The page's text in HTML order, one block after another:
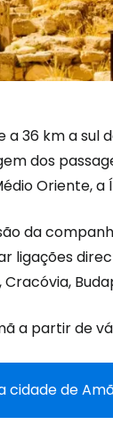
a 36 km a
dos
Oriente, a
da
ligações
Cracóvia,
a partir de
cidade de
mundial